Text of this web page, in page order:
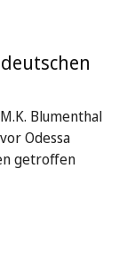
Blumenthal
Odessa
getroffen